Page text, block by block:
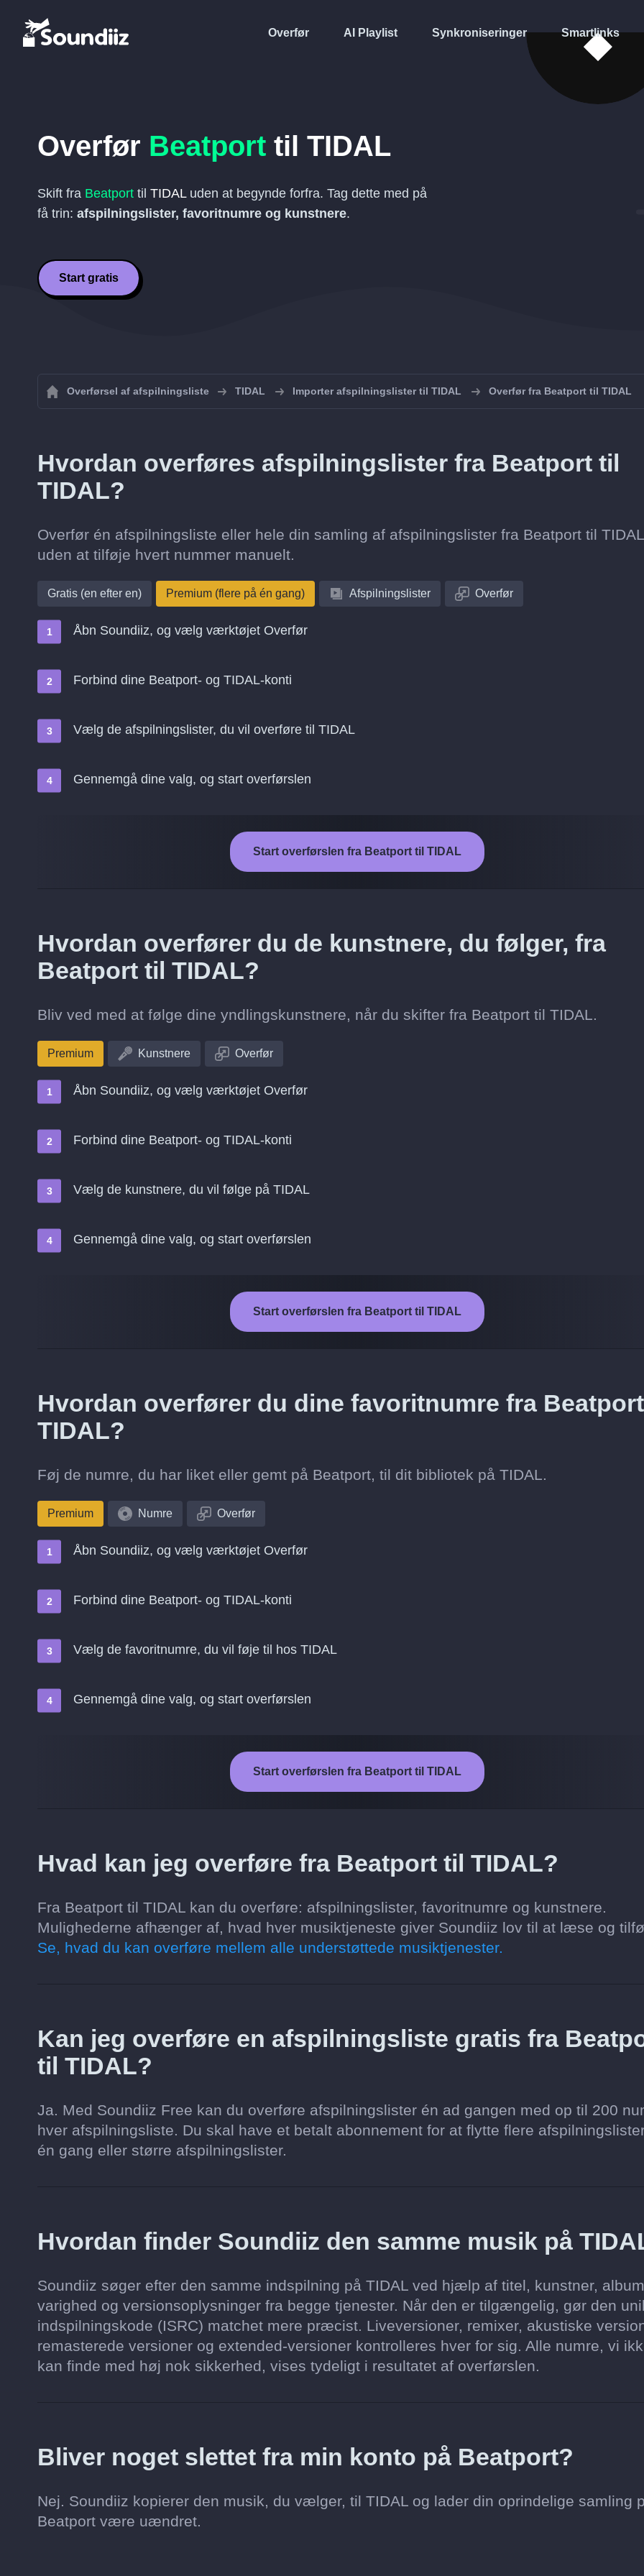
Overfør AI Playlist Synkroniseringer Smartlinks
Overfør Beatport til TIDAL
Skift fra Beatport til TIDALuden at begynde forfra. Tag dette med på
få trin: afspilningslister, favoritnumre og kunstnere.
Start gratis
Overførsel af afspilningsliste TIDAL Importer afspilningslister til TIDAL Overfør fra Beatport til TIDAL
Hvordan overføres afspilningslister fra Beatport til
TIDAL?
Overfør én afspilningsliste eller hele din samling af afspilningslister fra Beatport til TIDAL
uden at tilføje hvert nummer manuelt.
Gratis (en efter en) Premium (flere på én gang) Afspilningslister Overfør
Åbn Soundiiz, og vælg værktøjet Overfør
Forbind dine Beatport- og TIDAL-konti
Vælg de afspilningslister, du vil overføre til TIDAL
Gennemgå dine valg, og start overførslen
Start overførslen fra Beatport til TIDAL
Hvordan overfører du de kunstnere, du følger, fra
Beatport til TIDAL?
Bliv ved med at følge dine yndlingskunstnere, når du skifter fra Beatport til TIDAL.
Premium Kunstnere Overfør
Åbn Soundiiz, og vælg værktøjet Overfør
Forbind dine Beatport- og TIDAL-konti
Vælg de kunstnere, du vil følge på TIDAL
Gennemgå dine valg, og start overførslen
Start overførslen fra Beatport til TIDAL
Hvordan overfører du dine favoritnumre fra
TIDAL?
Føj de numre, du har liket eller gemt på Beatport, til dit bibliotek på TIDAL.
Premium Numre Overfør
Åbn Soundiiz, og vælg værktøjet Overfør
Forbind dine Beatport- og TIDAL-konti
Vælg de favoritnumre, du vil føje til hos TIDAL
Gennemgå dine valg, og start overførslen
Start overførslen fra Beatport til TIDAL
Hvad kan jeg overføre fra Beatport til TIDAL?
Fra Beatport til TIDAL kan du overføre: afspilningslister, favoritnumre og kunstnere.
Mulighederne afhænger af, hvad hver musiktjeneste giver Soundiiz lov til at læse og
Se, hvad du kan overføre mellem alle understøttede musiktjenester.
Kan jeg overføre en afspilningsliste gratis fra
til TIDAL?
Ja. Med Soundiiz Free kan du overføre afspilningslister én ad gangen med op til 200
hver afspilningsliste. Du skal have et betalt abonnement for at flytte flere
én gang eller større afspilningslister.
Hvordan finder Soundiiz den samme musik på
Soundiiz søger efter den samme indspilning på TIDAL ved hjælp af titel, kunstner,
varighed og versionsoplysninger fra begge tjenester. Når den er tilgængelig, gør den
indspilningskode (ISRC) matchet mere præcist. Liveversioner, remixer, akustiske
remasterede versioner og extended-versioner kontrolleres hver for sig. Alle numre, vi
kan finde med høj nok sikkerhed, vises tydeligt i resultatet af overførslen.
Bliver noget slettet fra min konto på Beatport?
Nej. Soundiiz kopierer den musik, du vælger, til TIDAL og lader din oprindelige samling
Beatport være uændret.